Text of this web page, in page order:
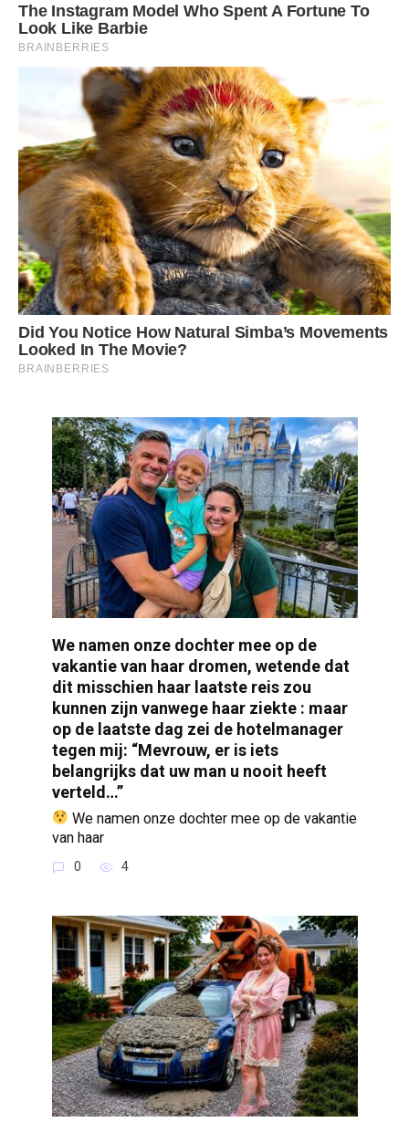
We namen onze dochter mee op de
vakantie van haar dromen, wetende dat
dit misschien haar laatste reis zou
kunnen zijn vanwege haar ziekte : maar
op de laatste dag zei de hotelmanager
tegen mij: “Mevrouw, er is iets
belangrijks dat uw man u nooit heeft
verteld…”
We namen onze dochter mee op de vakantie
van haar
0 4